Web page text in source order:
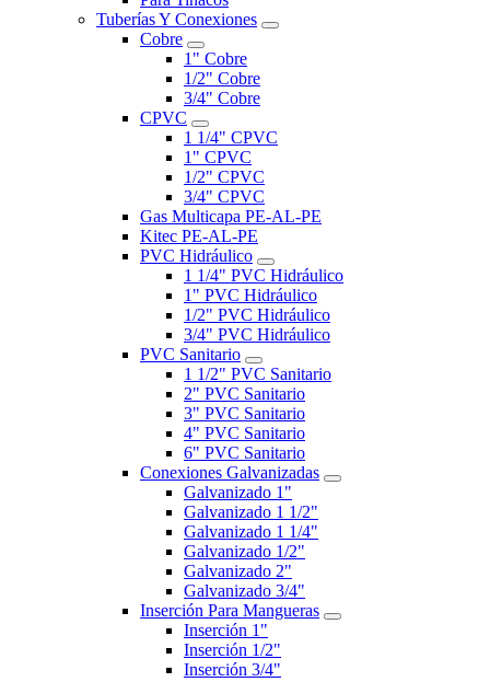
Tuberías Y Conexiones
Cobre
1" Cobre
1/2" Cobre
3/4" Cobre
CPVC
1 1/4" CPVC
1" CPVC
1/2" CPVC
3/4" CPVC
Gas Multicapa PE-AL-PE
Kitec PE-AL-PE
PVC Hidráulico
1 1/4" PVC Hidráulico
1" PVC Hidráulico
1/2" PVC Hidráulico
3/4" PVC Hidráulico
PVC Sanitario
1 1/2" PVC Sanitario
2" PVC Sanitario
3" PVC Sanitario
4" PVC Sanitario
6" PVC Sanitario
Conexiones Galvanizadas
Galvanizado 1"
Galvanizado 1 1/2"
Galvanizado 1 1/4"
Galvanizado 1/2"
Galvanizado 2"
Galvanizado 3/4"
Inserción Para Mangueras
Inserción 1"
Inserción 1/2"
Inserción 3/4"